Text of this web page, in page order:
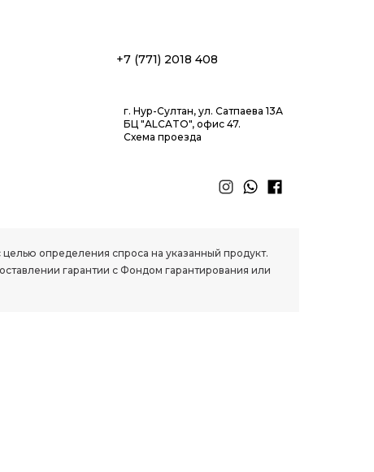
+7 (771) 2018 408
г. Нур-Султан, ул. Сатпаева 13А
БЦ "ALCATO", офис 47.
Схема проезда
определения спроса на указанный продукт.
гарантии с Фондом гарантирования или